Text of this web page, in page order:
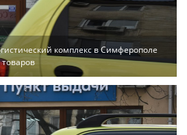
комплекс в Симферополе
товаров